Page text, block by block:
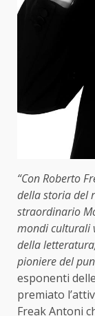
“Con Roberto
della storia del
straordinario
mondi culturali
della
pioniere del
esponenti
premiato
Freak Antoni